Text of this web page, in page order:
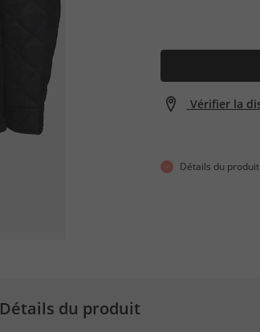
Vérifier la
Détails du produit
Détails du produit